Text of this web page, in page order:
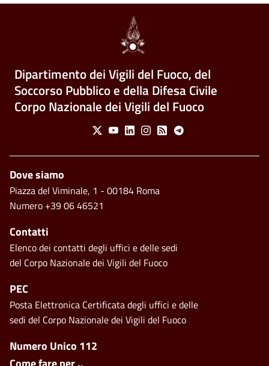
Dipartimento dei Vigili del Fuoco, del
Soccorso Pubblico e della Difesa Civile
Corpo Nazionale dei Vigili del Fuoco
Social Menu
X YoutubeLinkedinInstagram
Feed Telegram
Footer side menu
Numero Unico 112
Piè di pagina
Dove siamo
Piazza del Viminale, 1 - 00184 Roma
Numero +39 06 46521
Contatti
Elenco dei contatti degli uffici e delle sedi
del Corpo Nazionale dei Vigili del Fuoco
PEC
Posta Elettronica Certificata degli uffici e delle
sedi del Corpo Nazionale dei Vigili del Fuoco